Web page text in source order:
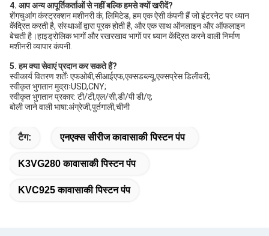
4. आप अन्य आपूर्तिकर्ताओं से नहीं बल्कि हमसे क्यों खरीदें?
शेंगचुआंग कंस्ट्रक्शन मशीनरी कं, लिमिटेड, हम एक ऐसी कंपनी हैं जो इंटरनेट पर ध्यान
केंद्रित करती है, संस्थाओं द्वारा पूरक होती है, और एक साथ ऑनलाइन और ऑफलाइन
बेचती है।हाइड्रोलिक भागों और रखरखाव भागों पर ध्यान केंद्रित करने वाली निर्माण
मशीनरी व्यापार कंपनी.
5. हम क्या सेवाएं प्रदान कर सकते हैं?
स्वीकार्य वितरण शर्तेंः एफओबी,सीआईएफ,एक्सडब्ल्यू,एक्सप्रेस डिलीवरी;
स्वीकृत भुगतान मुद्राःUSD,CNY;
स्वीकृत भुगतान प्रकार: टी/टी,एल/सी,डी/पी डी/ए;
बोली जाने वाली भाषा:अंग्रेजी,पुर्तगाली,चीनी
टैग: एनएक्स सीरीज कावासाकी पिस्टन पंप
K3VG280 कावासाकी पिस्टन पंप
KVC925 कावासाकी पिस्टन पंप